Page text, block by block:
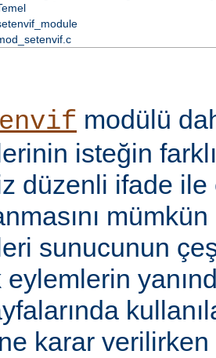
modülü
isteğin
düzenli ifade ile
sunucunun
eylemlerin
karar verilirken